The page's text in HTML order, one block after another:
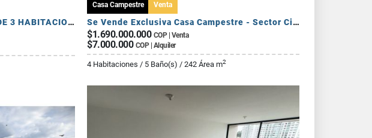
SE ARRIENDA APARTAMENTO DE 3 HABITACIONES - AV 19 NORTE
Casa Campestre Venta
Se Vende Exclusiva Casa Campestre - Sector Circasia
$1.690.000.000 COP | Venta
$7.000.000 COP | Alquiler
4 Habitaciones / 5 Baño(s) / 242 Área m2